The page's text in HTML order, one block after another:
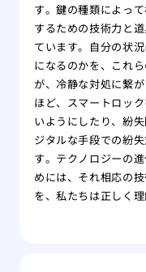
す。鍵の種類によっ
するための技術力と
ています。自分の状
になるのかを、これ
が、冷静な対処に繋
ほど、スマートロッ
いようにしたり、紛
ジタルな手段での紛
す。テクノロジーの
めには、それ相応の
を、私たちは正しく